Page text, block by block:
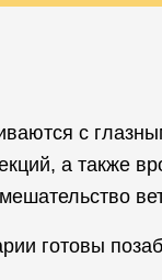
с
а также
готовы